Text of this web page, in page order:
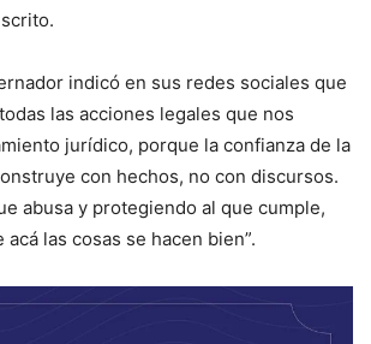
indicó en sus redes sociales que
las acciones legales que nos
jurídico, porque la confianza de la
con hechos, no con discursos.
abusa y protegiendo al que cumple,
las cosas se hacen bien”.